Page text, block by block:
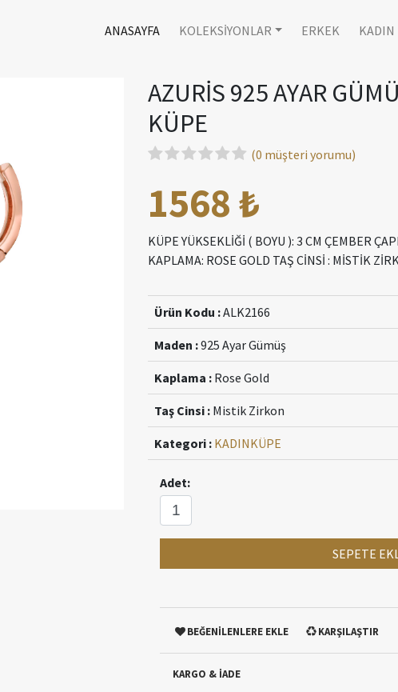
ANASAYFA KOLEKSİYONLAR ERKEK KADIN
AZURİS 925 AYAR
KÜPE
(0 müşteri yorumu)
1568 ₺
KÜPE YÜKSEKLİĞİ ( BOYU ): 3 CM ÇEMBER
KAPLAMA: ROSE GOLD TAŞ CİNSİ : MİSTİK
Ürün Kodu :ALK2166
Maden :925 Ayar Gümüş
Kaplama : Rose Gold
Taş Cinsi : Mistik Zirkon
Kategori : KADINKÜPE
Adet:
SEPETE
BEĞENİLENLERE EKLE KARŞILAŞTIR
KARGO & İADE